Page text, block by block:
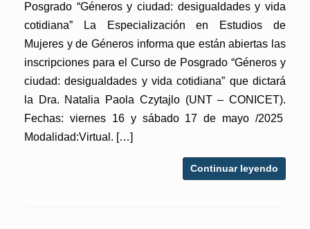
Posgrado “Géneros y ciudad: desigualdades y vida
cotidiana” La Especialización en Estudios de
Mujeres y de Géneros informa que están abiertas las
inscripciones para el Curso de Posgrado “Géneros y
ciudad: desigualdades y vida cotidiana” que dictará
la Dra. Natalia Paola Czytajlo (UNT – CONICET).
Fechas: viernes 16 y sábado 17 de mayo /2025
Modalidad:Virtual. […]
Continuar leyendo